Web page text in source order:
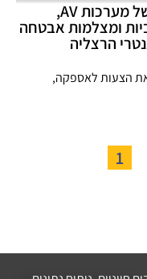
הצעות לאספקה, התקנה ושירות של מערכות AV,
ומצלמות אבטחה
הרצליה
הצעות לאספקה,
1